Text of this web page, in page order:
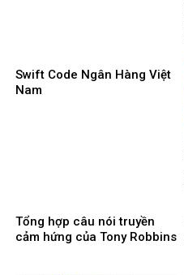
Swift Code Ngân Hàng Việt
Nam
Tổng hợp câu nói truyền
cảm hứng của Tony Robbins